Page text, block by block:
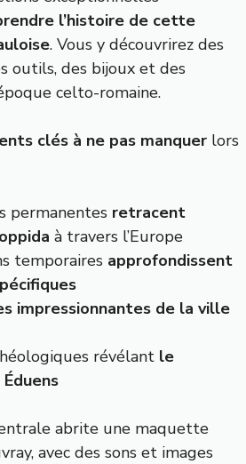
l’histoire de cette
. Vous y découvrirez des
outils, des bijoux et des
celto-romaine.
clés à ne pas manquer lors
permanentes retracent
à travers l’Europe
temporaires approfondissent
impressionnantes de la ville
révélant le
abrite une maquette
avec des sons et images